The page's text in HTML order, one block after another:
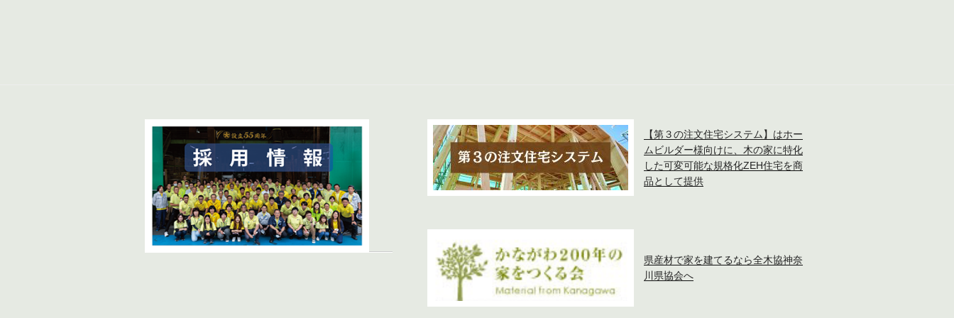
【第３の注文住宅システム】はホー
ムビルダー様向けに、木の家に特化
した可変可能な規格化ZEH住宅を商
品として提供
県産材で家を建てるなら全木協神奈
川県協会へ